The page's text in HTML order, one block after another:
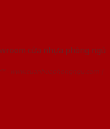
cửa nhựa phòng ngủ
- www.cuanhuaphongngu.com |